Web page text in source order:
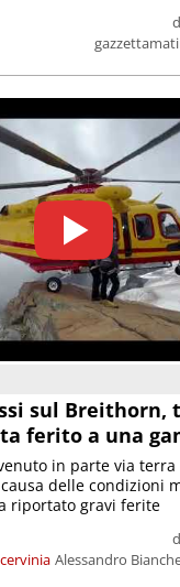
sul Breithorn,
ferito a una
cervinia Alessandro
in parte via
delle condizioni
riportato gravi ferite